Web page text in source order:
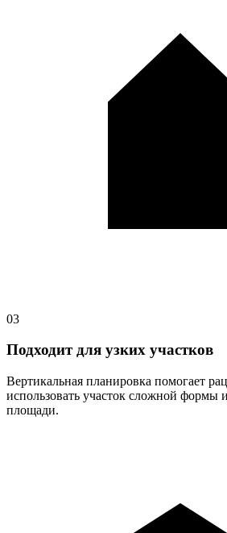
03
Подходит для узких участков
Вертикальная планировка помогает
использовать участок сложной формы
площади.